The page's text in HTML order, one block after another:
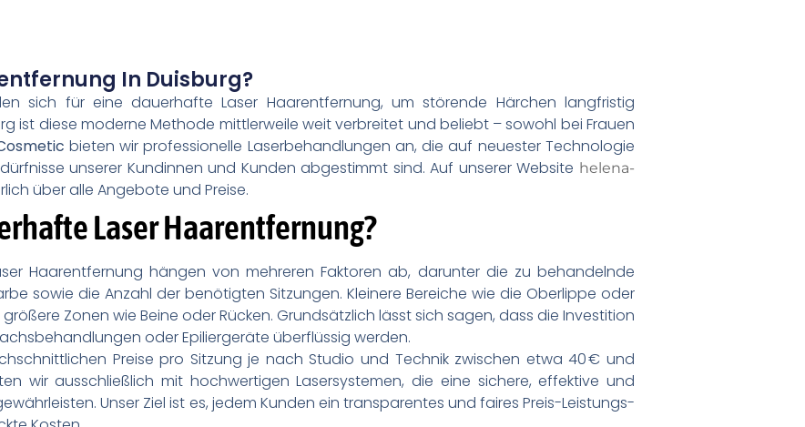
In Duisburg?
sich für eine dauerhafte Laser Haarentfernung, um störende Härchen langfristig
ist diese moderne Methode mittlerweile weit verbreitet und beliebt – sowohl bei Frauen
bieten wir professionelle Laserbehandlungen an, die auf neuester Technologie
unserer Kundinnen und Kunden abgestimmt sind. Auf unserer Website helena-
über alle Angebote und Preise.
Laser Haarentfernung?
Haarentfernung hängen von mehreren Faktoren ab, darunter die zu behandelnde
sowie die Anzahl der benötigten Sitzungen. Kleinere Bereiche wie die Oberlippe oder
Zonen wie Beine oder Rücken. Grundsätzlich lässt sich sagen, dass die Investition
oder Epiliergeräte überflüssig werden.
Preise pro Sitzung je nach Studio und Technik zwischen etwa 40 € und
wir ausschließlich mit hochwertigen Lasersystemen, die eine sichere, effektive und
Unser Ziel ist es, jedem Kunden ein transparentes und faires Preis-Leistungs-